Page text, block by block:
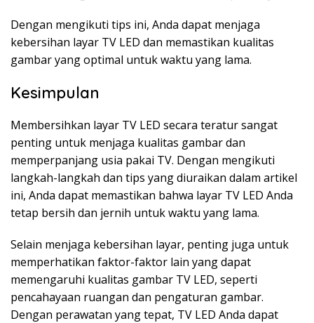
Dengan mengikuti tips ini, Anda dapat menjaga
kebersihan layar TV LED dan memastikan kualitas
gambar yang optimal untuk waktu yang lama.
Kesimpulan
Membersihkan layar TV LED secara teratur sangat
penting untuk menjaga kualitas gambar dan
memperpanjang usia pakai TV. Dengan mengikuti
langkah-langkah dan tips yang diuraikan dalam artikel
ini, Anda dapat memastikan bahwa layar TV LED Anda
tetap bersih dan jernih untuk waktu yang lama.
Selain menjaga kebersihan layar, penting juga untuk
memperhatikan faktor-faktor lain yang dapat
memengaruhi kualitas gambar TV LED, seperti
pencahayaan ruangan dan pengaturan gambar.
Dengan perawatan yang tepat, TV LED Anda dapat